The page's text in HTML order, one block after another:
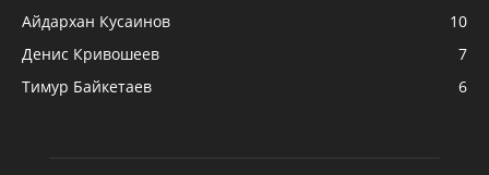
Айдархан Кусаинов
10
Денис Кривошеев
7
Тимур Байкетаев
6